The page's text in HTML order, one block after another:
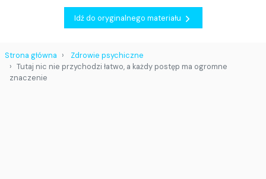
Idź do oryginalnego materiału
Strona główna
Zdrowie psychiczne
Tutaj nic nie przychodzi łatwo, a każdy postęp ma ogromne
znaczenie